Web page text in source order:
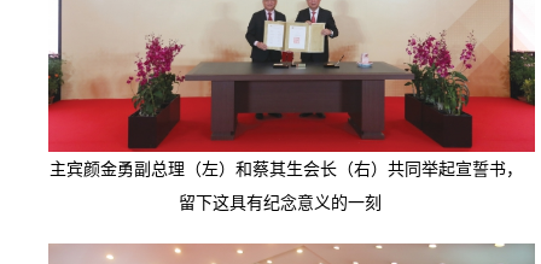
主宾颜金勇副总理（左）和蔡其生会长（右）共同举起宣誓书，
留下这具有纪念意义的一刻